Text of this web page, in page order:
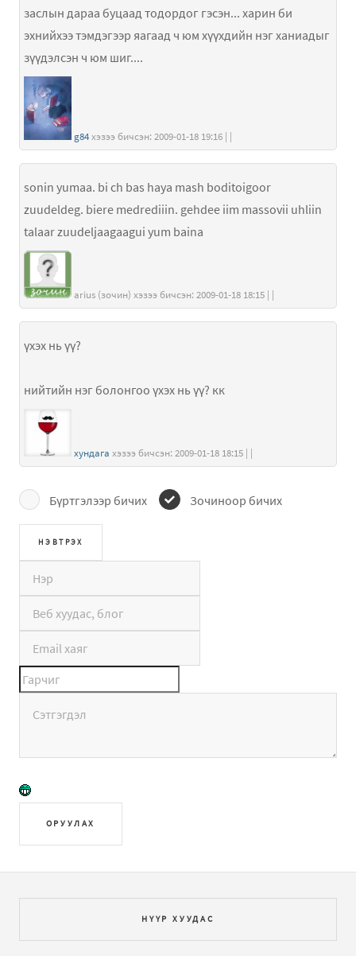
заслын дараа буцаад тодордог гэсэн... харин би
эхнийхээ тэмдэгээр яагаад ч юм хүүхдийн нэг ханиадыг
зүүдэлсэн ч юм шиг....
g84 хэзээ бичсэн: 2009-01-18 19:16 | |
sonin yumaa. bi ch bas haya mash boditoigoor
zuudeldeg. biere medrediiin. gehdee iim massovii uhliin
talaar zuudeljaagaagui yum baina
arius (зочин) хэзээ бичсэн: 2009-01-18 18:15 | |
үхэх нь үү?
нийтийн нэг болонгоо үхэх нь үү? кк
хундага хэзээ бичсэн: 2009-01-18 18:15 | |
Бүртгэлээр бичих Зочиноор бичих
ОРУУЛАХ
НҮҮР ХУУДАС